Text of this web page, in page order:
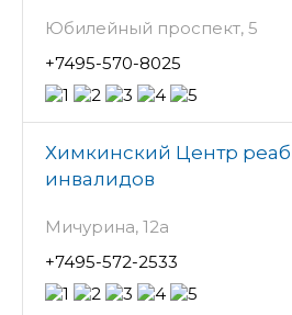
Юбилейный проспект, 5
+7495-570-8025
Химкинский Центр
инвалидов
Мичурина, 12а
+7495-572-2533